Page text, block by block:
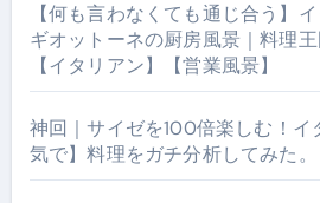
【何も言わなくても通じ合う】
ギオットーネの厨房風景｜料理王
【イタリアン】【営業風景】
神回｜サイゼを100倍楽しむ！イ
気で】料理をガチ分析してみた。